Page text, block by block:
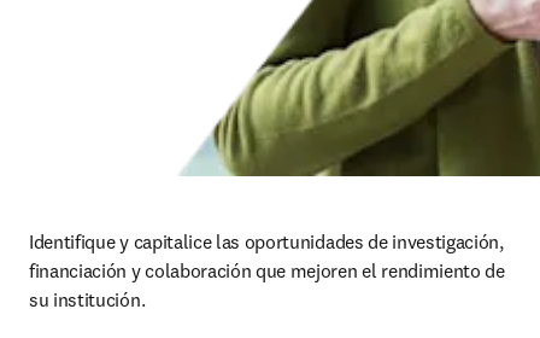
Identifique y capitalice las oportunidades de investigación,
financiación y colaboración que mejoren el rendimiento de
su institución.